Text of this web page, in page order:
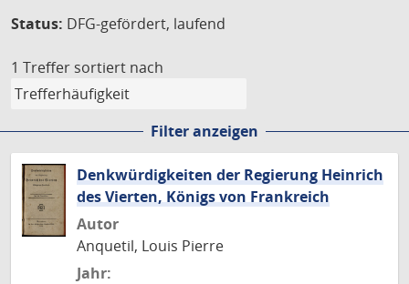
Status: DFG-gefördert, laufend
1 Treffer sortiert nach
Filter anzeigen
Denkwürdigkeiten der Regierung Heinrich
des Vierten, Königs von Frankreich
Autor
Anquetil, Louis Pierre
Jahr: